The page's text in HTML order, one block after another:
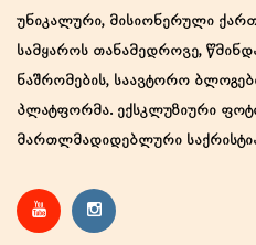
უნიკალური, მისიონერული
სამყაროს თანამედროვე,
ნაშრომების, საავტორო
პლატფორმა. ექსკლუზიური
მართლმადიდებლური